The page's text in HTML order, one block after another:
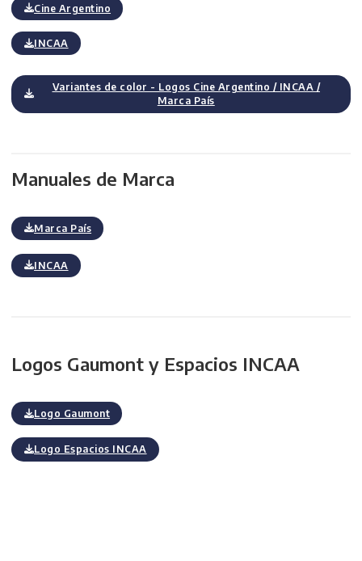
Cine Argentino
INCAA
Variantes de color - Logos Cine Argentino / INCAA /
Marca País
Manuales de Marca
Marca País
INCAA
Logos Gaumont y Espacios INCAA
Logo Gaumont
Logo Espacios INCAA